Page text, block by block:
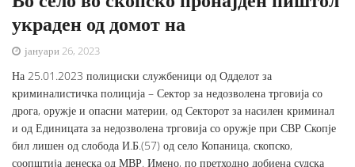
украден од домот на
јануари 26, 2023
На 25.01.2023 полициски службеници од Одделот за
криминалистичка полиција – Сектор за недозволена трговија со
дрога, оружје и опасни материи, од Секторот за насилен криминал
и од Единицата за недозволена трговија со оружје при СВР Скопје
бил лишен од слобода И.Б.(57) од село Копаница, скопско,
соопштија денеска од МВР. Имено, по претходно добиена судска